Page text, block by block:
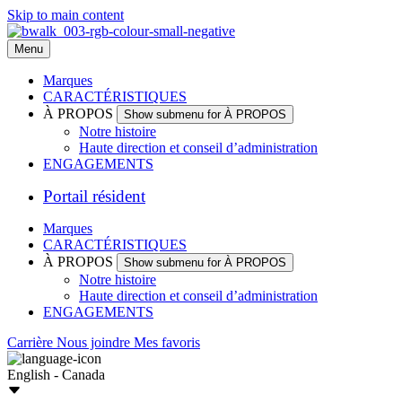
Skip to main content
Menu
Marques
CARACTÉRISTIQUES
À PROPOS
Show submenu for À PROPOS
Notre histoire
Haute direction et conseil d’administration
ENGAGEMENTS
Portail résident
Marques
CARACTÉRISTIQUES
À PROPOS
Show submenu for À PROPOS
Notre histoire
Haute direction et conseil d’administration
ENGAGEMENTS
Carrière Nous joindre Mes favoris
English - Canada